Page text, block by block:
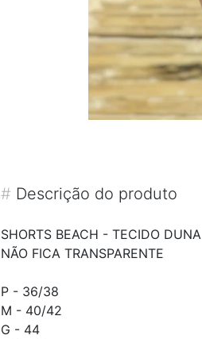
# Descrição do produto
SHORTS BEACH - TECIDO DUNA
NÃO FICA TRANSPARENTE
P - 36/38
M - 40/42
G - 44